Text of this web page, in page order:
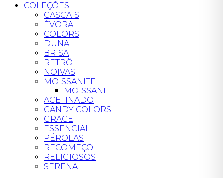
COLEÇÕES
CASCAIS
ÉVORA
COLORS
DUNA
BRISA
RETRÔ
NOIVAS
MOISSANITE
MOISSANITE
ACETINADO
CANDY COLORS
GRACE
ESSENCIAL
PÉROLAS
RECOMEÇO
RELIGIOSOS
SERENA